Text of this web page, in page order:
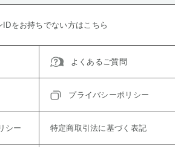
IDをお持ちでない方はこちら
よくあるご質問
プライバシーポリシー
シー 特定商取引法に基づく表記